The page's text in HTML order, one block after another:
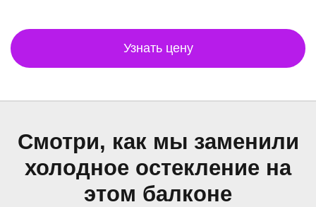
Узнать цену
Смотри, как мы заменили
холодное остекление на
этом балконе